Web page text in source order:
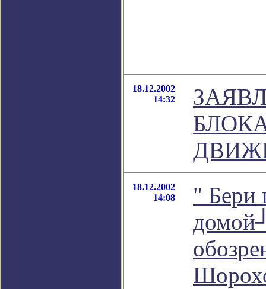
18.12.2002
14:32
18.12.2002
14:08
" Бери